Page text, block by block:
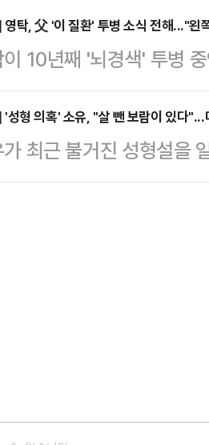
했다.면역체계의 과민반
우리 몸의 면역 체계가
먼지진드기…
뜰'에는 배우 김혜자와
는 걸 말리다 손이 거의
형된 자신의 왼손 중지
다. 손이 덜렁덜렁해서
처 요령반려견을 키우는
탁, 父 '이 질환' 투병 소식 전해..."왼
10년째 '뇌경색' 투병
환에 관심이 쏠리고 있
영탁이 출연했다. 이날
때문에 왼쪽 몸이 좀 불
감을 만들어서 같이 놀
성형 의혹' 소유, "살 뺀 보람이 있다"...
최근 불거진 성형설을
메이크업과 다이어트 효